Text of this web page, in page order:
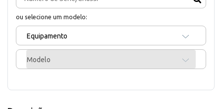
ou selecione um modelo:
Equipamento
Modelo